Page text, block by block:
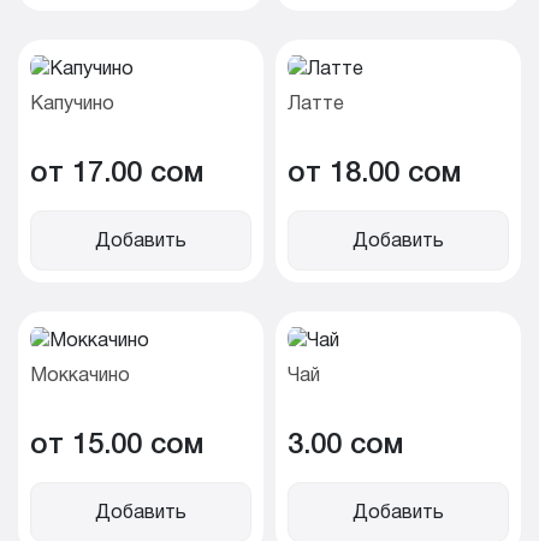
Капучино
от 17.00 cом
Добавить
Латте
от 18.00 cом
Добавить
Моккачино
от 15.00 cом
Добавить
Чай
3.00 cом
Добавить